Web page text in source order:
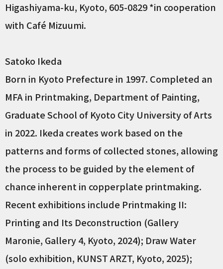
Higashiyama-ku, Kyoto, 605-0829 *in cooperation
with Café Mizuumi.
Satoko Ikeda
Born in Kyoto Prefecture in 1997. Completed an
MFA in Printmaking, Department of Painting,
Graduate School of Kyoto City University of Arts
in 2022. Ikeda creates work based on the
patterns and forms of collected stones, allowing
the process to be guided by the element of
chance inherent in copperplate printmaking.
Recent exhibitions include Printmaking II:
Printing and Its Deconstruction (Gallery
Maronie, Gallery 4, Kyoto, 2024); Draw Water
(solo exhibition, KUNST ARZT, Kyoto, 2025);